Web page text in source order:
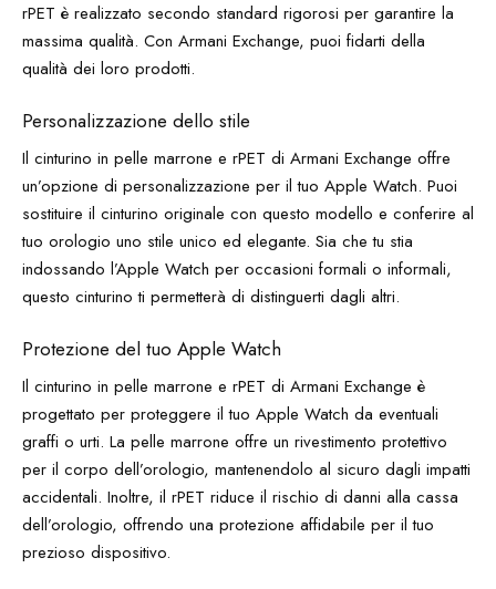
rPET è realizzato secondo standard rigorosi per garantire la
massima qualità. Con Armani Exchange, puoi fidarti della
qualità dei loro prodotti.
Personalizzazione dello stile
Il cinturino in pelle marrone e rPET di Armani Exchange offre
un’opzione di personalizzazione per il tuo Apple Watch. Puoi
sostituire il cinturino originale con questo modello e conferire al
tuo orologio uno stile unico ed elegante. Sia che tu stia
indossando l’Apple Watch per occasioni formali o informali,
questo cinturino ti permetterà di distinguerti dagli altri.
Protezione del tuo Apple Watch
Il cinturino in pelle marrone e rPET di Armani Exchange è
progettato per proteggere il tuo Apple Watch da eventuali
graffi o urti. La pelle marrone offre un rivestimento protettivo
per il corpo dell’orologio, mantenendolo al sicuro dagli impatti
accidentali. Inoltre, il rPET riduce il rischio di danni alla cassa
dell’orologio, offrendo una protezione affidabile per il tuo
prezioso dispositivo.